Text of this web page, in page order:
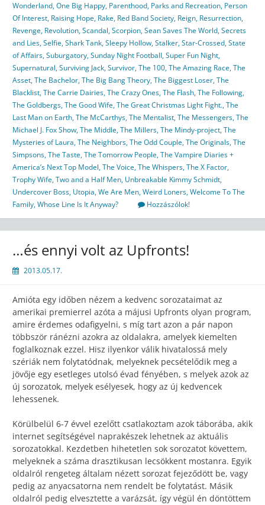
Wonderland,One Big Happy, Parenthood, Parks and Recreation, Person
Of Interest, Raising Hope, Rake, Red Band Society, Reign, Resurrection,
Revenge, Revolution,Scandal,Scorpion,Sean Saves The World,Secrets
and Lies,Selfie,Shark Tank,Sleepy Hollow,Stalker,Star-Crossed,State
of Affairs,Suburgatory,Sunday Night Football,Super Fun Night,
Supernatural,Surviving Jack,Survivor,The 100,The Amazing Race,The
Asset,The Bachelor,The Big Bang Theory,The Biggest Loser,The
Blacklist,The Carrie Dairies,The Crazy Ones,The Flash,The Following,
The Goldbergs,The Good Wife,The Great Christmas Light Fight.,The
Last Man on Earth,The McCarthys,The Mentalist,The Messengers,The
Michael J. Fox Show,The Middle,The Millers,The Mindy-project,The
Mysteries of Laura,The Neighbors,The Odd Couple,The Originals,The
Simpsons,The Taste,The Tomorrow People,The Vampire Diaries +
America’s Next Top Model,The Voice,The Whispers,The X Factor,
Trophy Wife,Two and a Half Men, Unbreakable Kimmy Schmidt,
Undercover Boss, Utopia,We Are Men,Weird Loners,Welcome To The
Family,Whose Line Is It Anyway? Hozzászólok!
…és ennyi volt az Upfronts!
2013.05.17.
Amióta egy időben nézem a kedvenc sorozataimat az
amerikai premierrel azóta a májusi Upfronts olyan program,
amire érdemes odafigyelni, s míg tart azon a pár napon
többször ránézni azokra az oldalakra, amelyek kiemelten
foglalkoznak ezzel. Hisz ilyenkor válik hivatalossá mely
szériák nem folytatódnak, melyeknek pecsételődik meg a
jövője egy esetleges utolsó évad fényében, s melyek azok az
új sorozatok, melyek esélyesek, hogy az új kedvencek
lehessenek.
Körülbelül 6-7 évvel ezelőtt csatlakoztam azok táborába, akik
internet segítségével naprakészek lehetnek az aktuális
sorozatokkal. Kezdetben hihetetlen sok sorozatot követtem,
melyeknek a száma drasztikusan lecsökkent mostanra. Egyik
oldalról rengeteg általam nézett sorozat fejeződött be, vagy
pedig az anyacsatorna nem rendelt be folytatást. Másik
oldalról pedig elvesztette a varázsát, így végül én döntöttem